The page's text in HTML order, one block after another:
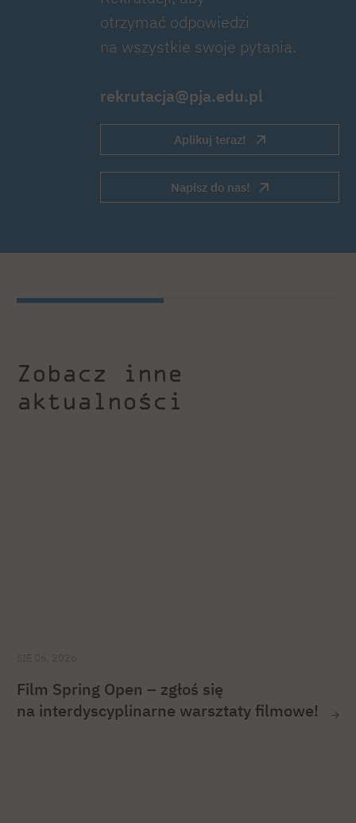
otrzymać odpowiedzi
na wszystkie swoje pytania.
rekrutacja@pja.edu.pl
Aplikuj teraz!
Napisz do nas!
Zobacz inne
aktualności
Film Spring Open – zgłoś się
na interdyscyplinarne warsztaty filmowe!